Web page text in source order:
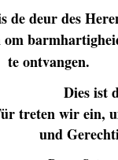
de deur des
om
te ontvangen.
Dies ist
treten wir ein,
und